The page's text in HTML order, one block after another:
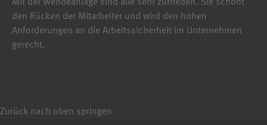
Mit der Wendeanlage sind alle sehr zufrieden. Sie schont
den Rücken der Mitarbeiter und wird den hohen
Anforderungen an die Arbeitssicherheit im Unternehmen
gerecht.
Zurück nach oben springen